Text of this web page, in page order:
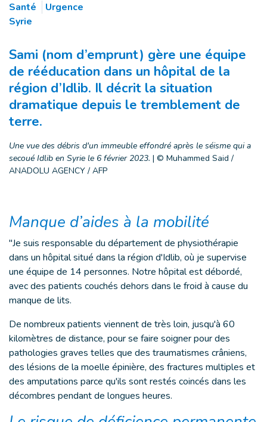
Santé
Urgence
Syrie
Sami (nom d’emprunt) gère une équipe
de rééducation dans un hôpital de la
région d’Idlib. Il décrit la situation
dramatique depuis le tremblement de
terre.
Une vue des débris d'un immeuble effondré après le séisme qui a
secoué Idlib en Syrie le 6 février 2023. | © Muhammed Said /
ANADOLU AGENCY / AFP
Manque d’aides à la mobilité
"Je suis responsable du département de physiothérapie
dans un hôpital situé dans la région d'Idlib, où je supervise
une équipe de 14 personnes. Notre hôpital est débordé,
avec des patients couchés dehors dans le froid à cause du
manque de lits.
De nombreux patients viennent de très loin, jusqu'à 60
kilomètres de distance, pour se faire soigner pour des
pathologies graves telles que des traumatismes crâniens,
des lésions de la moelle épinière, des fractures multiples et
des amputations parce qu'ils sont restés coincés dans les
décombres pendant de longues heures.